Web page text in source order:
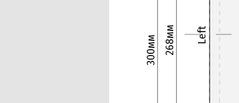
300мм 268мм Left